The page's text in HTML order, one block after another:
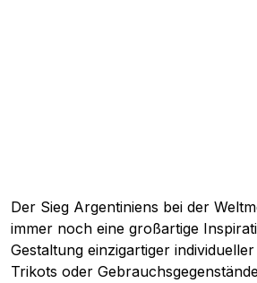
Der Sieg Argentiniens bei der
immer noch eine großartige
Gestaltung einzigartiger
Trikots oder